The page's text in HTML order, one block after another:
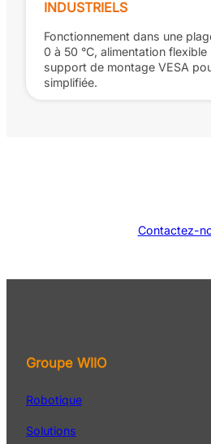
INDUSTRIELS
Fonctionnement dans une
0 à 50 °C, alimentation
support de montage VESA
simplifiée.
Contactez-
Groupe WIIO
Robotique
Solutions